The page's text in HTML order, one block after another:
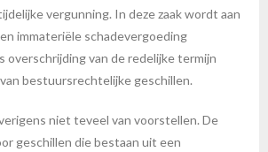
vergunning. In deze zaak wordt aan
immateriële schadevergoeding
overschrijding van de redelijke termijn
bestuursrechtelijke geschillen.
niet teveel van voorstellen. De
geschillen die bestaan uit een